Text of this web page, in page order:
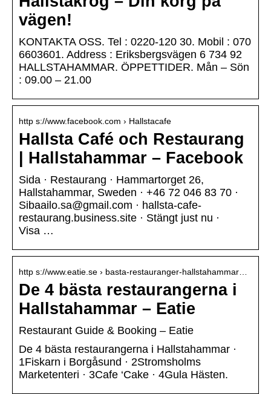
vägen!
KONTAKTA OSS. Tel : 0220-120 30. Mobil : 070
6603601. Address : Eriksbergsvägen 6 734 92
HALLSTAHAMMAR. ÖPPETTIDER. Mån – Sön
: 09.00 – 21.00
http s://www.facebook.com › Hallstacafe
Hallsta Café och Restaurang
| Hallstahammar – Facebook
Sida · Restaurang · Hammartorget 26,
Hallstahammar, Sweden · +46 72 046 83 70 ·
Sibaailo.sa@gmail.com · hallsta-cafe-
restaurang.business.site · Stängt just nu ·
Visa …
http s://www.eatie.se › basta-restauranger-hallstahammar…
De 4 bästa restaurangerna i
Hallstahammar – Eatie
Restaurant Guide & Booking – Eatie
De 4 bästa restaurangerna i Hallstahammar ·
1Fiskarn i Borgåsund · 2Stromsholms
Marketenteri · 3Cafe ‘Cake · 4Gula Hästen.